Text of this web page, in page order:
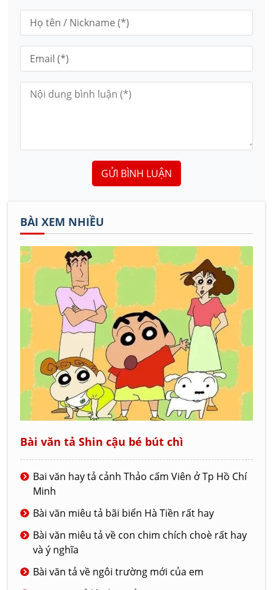
GỬI BÌNH LUẬN
BÀI XEM NHIỀU
Bài văn tả Shin cậu bé bút chì
Bai văn hay tả cảnh Thảo cấm Viên ở Tp Hồ Chí
Minh
Bài văn miêu tả bãi biển Hà Tiền rất hay
Bài văn miêu tả về con chim chích choè rất hay
và ý nghĩa
Bài văn tả về ngôi trường mới của em